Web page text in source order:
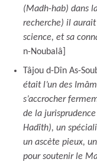
(Madh-hab) dans
recherche) il aurait
science, et sa
n-Noubalâ]
Tâjou d-Dîn As-
était l’un des
s’accrocher
de la
Hadîth), un
un ascète pieux,
pour soutenir le